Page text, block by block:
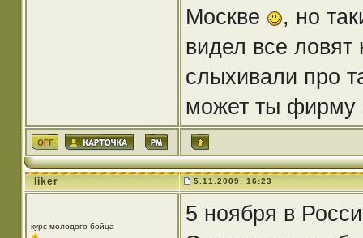
Москве
, но
видел все
слыхивали про
может ты фирму
liker 5.11.2009, 16:23
курс молодого бойца
5 ноября в